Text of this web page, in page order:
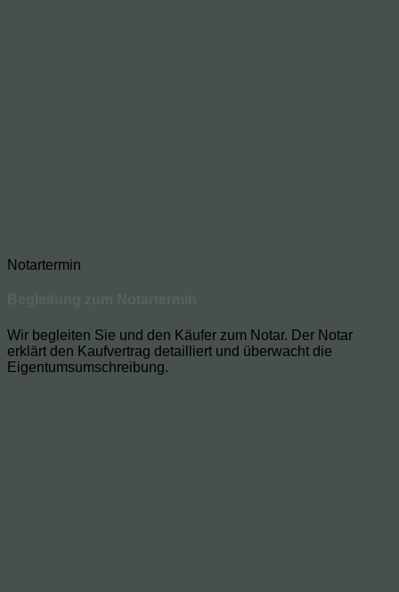
Notartermin
Wir begleiten Sie und den Käufer zum Notar. Der Notar
erklärt den Kaufvertrag detailliert und überwacht die
Eigentumsumschreibung.